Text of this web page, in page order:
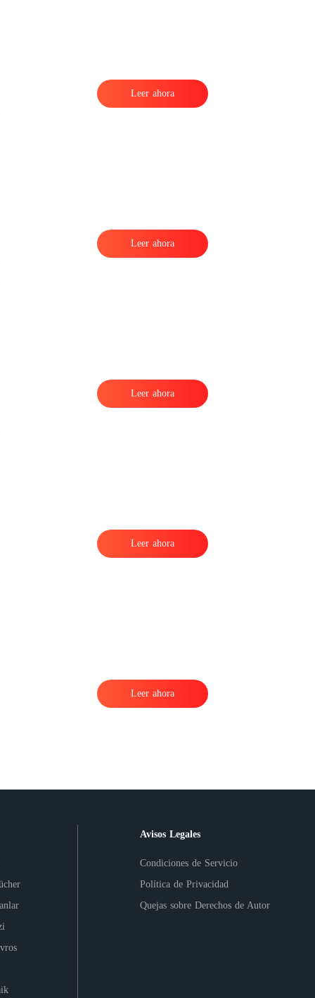
Leer ahora
Leer ahora
Leer ahora
Leer ahora
Leer ahora
Avisos Legales
Condiciones de Servicio
Política de Privacidad
Quejas sobre Derechos de Autor